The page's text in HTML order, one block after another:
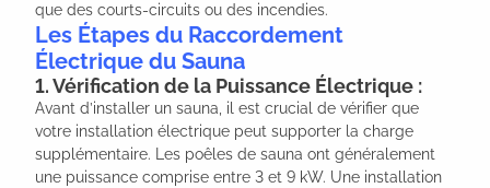
que des courts-circuits ou des incendies.
Les Étapes du Raccordement
Électrique du Sauna
1. Vérification de la Puissance Électrique :
Avant d’installer un sauna, il est crucial de vérifier que
votre installation électrique peut supporter la charge
supplémentaire. Les poêles de sauna ont généralement
une puissance comprise entre 3 et 9 kW. Une installation